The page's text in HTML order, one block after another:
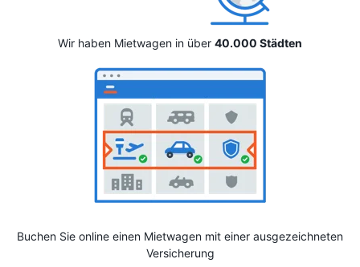
Wir haben Mietwagen in über 40.000 Städten
Buchen Sie online einen Mietwagen mit einer ausgezeichneten
Versicherung